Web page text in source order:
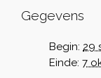
Gegevens
Begin: 29
Einde: 7